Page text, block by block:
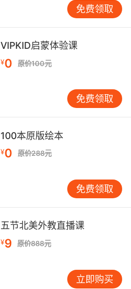
免费领取
VIPKID启蒙体验课
¥0 原价100元
免费领取
100本原版绘本
¥0 原价288元
免费领取
五节北美外教直播课
¥9 原价888元
立即购买